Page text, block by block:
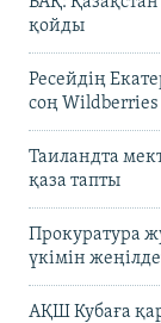
қойды
Ресейдің
соң
Таиландта
қаза тапты
Прокуратура
үкімін
АҚШ Кубаға